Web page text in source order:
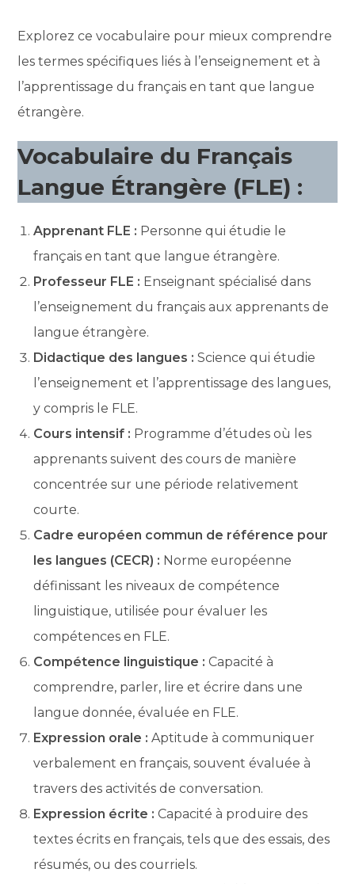
Explorez ce vocabulaire pour mieux comprendre
les termes spécifiques liés à l’enseignement et à
l’apprentissage du français en tant que langue
étrangère.
Vocabulaire du Français
Langue Étrangère (FLE) :
Apprenant FLE : Personne qui étudie le
français en tant que langue étrangère.
Professeur FLE : Enseignant spécialisé dans
l’enseignement du français aux apprenants de
langue étrangère.
Didactique des langues : Science qui étudie
l’enseignement et l’apprentissage des langues,
y compris le FLE.
Cours intensif : Programme d’études où les
apprenants suivent des cours de manière
concentrée sur une période relativement
courte.
Cadre européen commun de référence pour
les langues (CECR) : Norme européenne
définissant les niveaux de compétence
linguistique, utilisée pour évaluer les
compétences en FLE.
Compétence linguistique : Capacité à
comprendre, parler, lire et écrire dans une
langue donnée, évaluée en FLE.
Expression orale : Aptitude à communiquer
verbalement en français, souvent évaluée à
travers des activités de conversation.
Expression écrite : Capacité à produire des
textes écrits en français, tels que des essais, des
résumés, ou des courriels.